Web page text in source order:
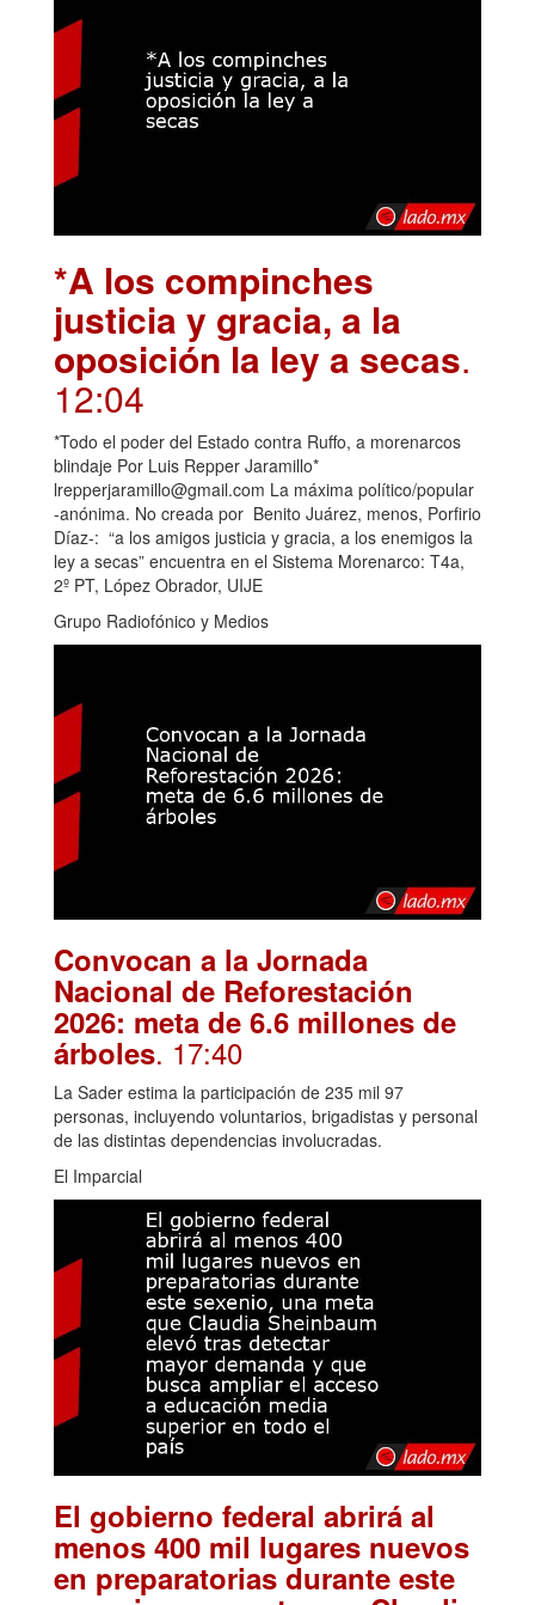
*A los compinches
justicia y gracia, a la
oposición la ley a secas.
12:04
*Todo el poder del Estado contra Ruffo, a morenarcos
blindaje Por Luis Repper Jaramillo*
lrepperjaramillo@gmail.com La máxima político/popular
-anónima. No creada por Benito Juárez, menos, Porfirio
Díaz-: “a los amigos justicia y gracia, a los enemigos la
ley a secas” encuentra en el Sistema Morenarco: T4a,
2º PT, López Obrador, UIJE
Grupo Radiofónico y Medios
Convocan a la Jornada
Nacional de Reforestación
2026: meta de 6.6 millones de
árboles. 17:40
La Sader estima la participación de 235 mil 97
personas, incluyendo voluntarios, brigadistas y personal
de las distintas dependencias involucradas.
El Imparcial
El gobierno federal abrirá al
menos 400 mil lugares nuevos
en preparatorias durante este